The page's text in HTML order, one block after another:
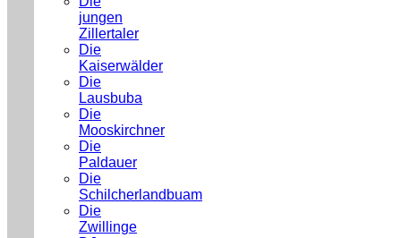
jungen
Zillertaler
Die
Kaiserwälder
Die
Lausbuba
Die
Mooskirchner
Die
Paldauer
Die
Schilcherlandbuam
Die
Zwillinge